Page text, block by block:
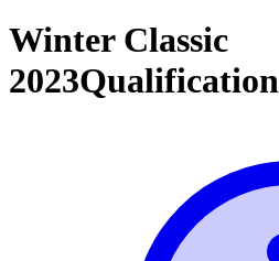
Winter Classic
2023Qualification